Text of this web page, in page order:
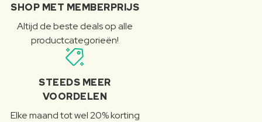
SHOP MET MEMBERPRIJS
Altijd de beste deals op alle
productcategorieën!
STEEDS MEER
VOORDELEN
Elke maand tot wel 20% korting